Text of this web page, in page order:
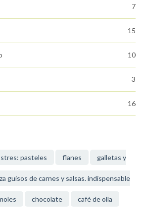
7
15
10
3
16
pasteles flanes galletas y
guisos de carnes y salsas. indispensable
chocolate café de olla